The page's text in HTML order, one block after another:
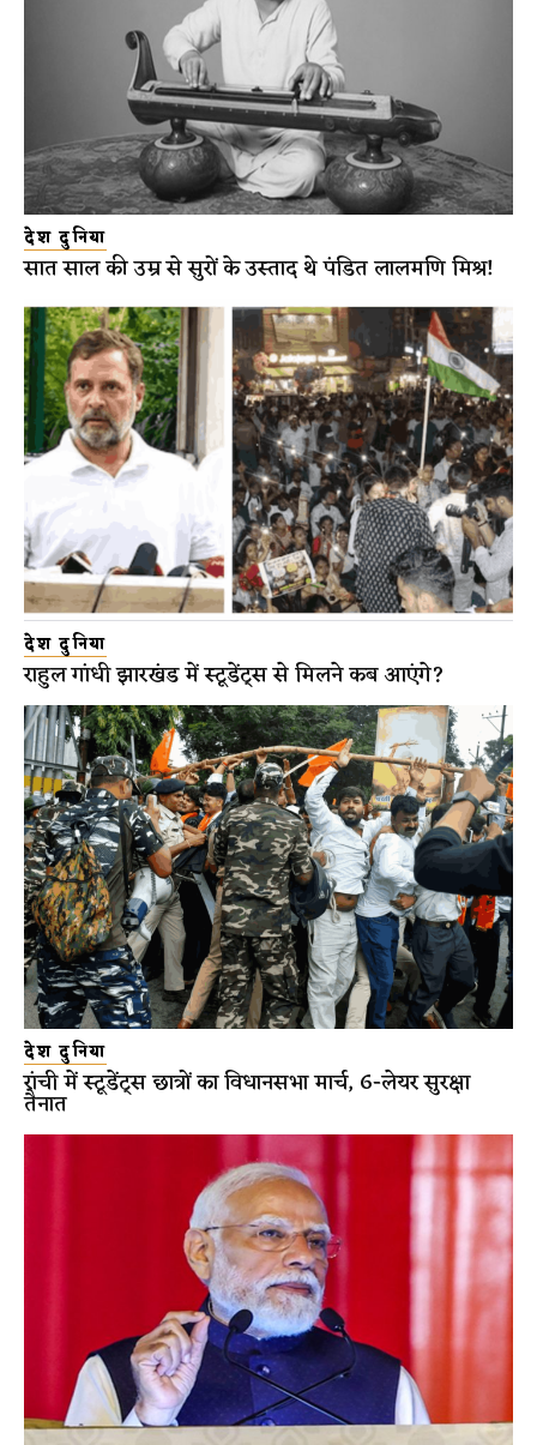
देश दुनिया
सात साल की उम्र से सुरों के उस्ताद थे पंडित लालमणि मिश्र!
देश दुनिया
राहुल गांधी झारखंड में स्टूडेंट्स से मिलने कब आएंगे?
देश दुनिया
रांची में स्टूडेंट्स छात्रों का विधानसभा मार्च, 6-लेयर सुरक्षा
तैनात